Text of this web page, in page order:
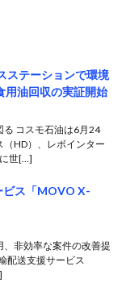
ステーションで環境
用油回収の実証開始
コスモ石油は6月24
HD）、レボインター
世[…]
ビス「MOVO X-
非効率な案件の改善提
配送支援サービス